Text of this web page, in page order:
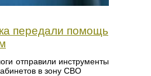
передали помощь
отправили инструменты
в зону СВО